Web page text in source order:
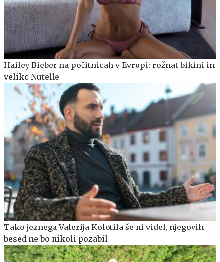
Hailey Bieber na počitnicah v Evropi: rožnat bikini in
veliko Nutelle
Tako jeznega Valerija Kolotila še ni videl, njegovih
besed ne bo nikoli pozabil